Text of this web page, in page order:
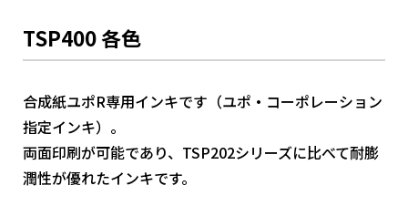
TSP400 各色
合成紙ユポR専用インキです（ユポ・コーポレーション
指定インキ）。
両面印刷が可能であり、TSP202シリーズに比べて耐膨
潤性が優れたインキです。